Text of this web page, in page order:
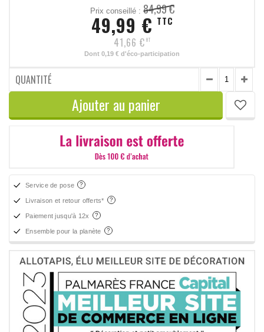
Prix conseillé : 84,99 €
49,99 € TTC
41,66 € HT
Dont 0,19 € d'éco-participation
QUANTITÉ
Ajouter au panier
Service de pose
Livraison et retour offerts*
Paiement jusqu'à 12x
Ensemble pour la planète